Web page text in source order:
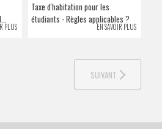
PLUS
Taxe d'habitation pour les
étudiants - Règles applicables ?
EN SAVOIR PLUS
SUIVANT